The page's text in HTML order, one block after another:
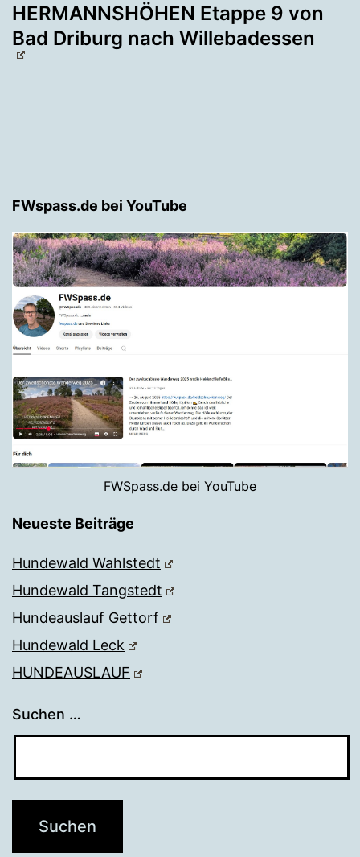
HERMANNSHÖHEN Etappe 9 von
Bad Driburg nach Willebadessen
FWspass.de bei YouTube
FWSpass.de bei YouTube
Neueste Beiträge
Hundewald Wahlstedt
Hundewald Tangstedt
Hundeauslauf Gettorf
Hundewald Leck
HUNDEAUSLAUF
Suchen …